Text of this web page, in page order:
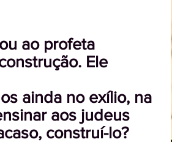
ao profeta
Ele
ainda no exílio, na
aos judeus
construí-lo?